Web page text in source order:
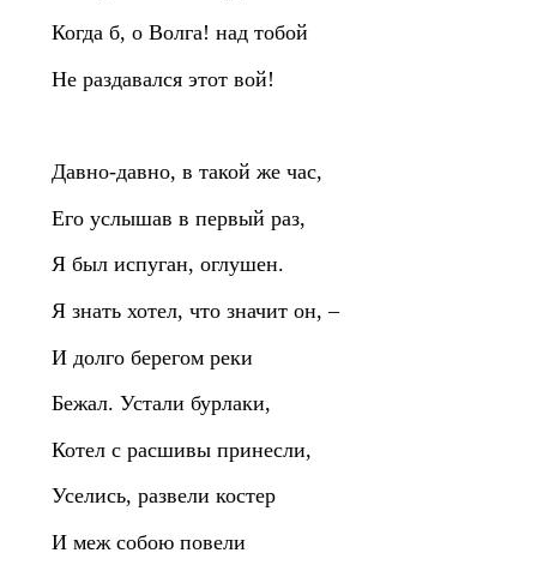
Когда б, о Волга! над тобой
Не раздавался этот вой!
Давно‑давно, в такой же час,
Его услышав в первый раз,
Я был испуган, оглушен.
Я знать хотел, что значит он, –
И долго берегом реки
Бежал. Устали бурлаки,
Котел с расшивы принесли,
Уселись, развели костер
И меж собою повели